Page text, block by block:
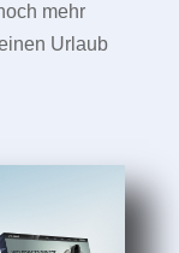
mehr
Urlaub